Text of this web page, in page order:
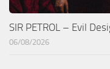
SIR PETROL – Evil
06/08/2026